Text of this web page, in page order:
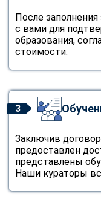
После
с вами для
образования,
стоимости.
3
Заключив
предоставлен
представлены
Наши кураторы